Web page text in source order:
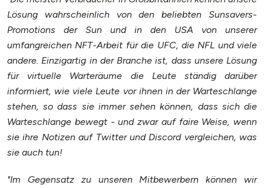
Lösung wahrscheinlich von den beliebten Sunsavers-
Promotions der Sun und in den USA von unserer
umfangreichen NFT-Arbeit für die UFC, die NFL und viele
andere. Einzigartig in der Branche ist, dass unsere Lösung
für virtuelle Warteräume die Leute ständig darüber
informiert, wie viele Leute vor ihnen in der Warteschlange
stehen, so dass sie immer sehen können, dass sich die
Warteschlange bewegt - und zwar auf faire Weise, wenn
sie ihre Notizen auf Twitter und Discord vergleichen, was
sie auch tun!
"Im Gegensatz zu unseren Mitbewerbern können wir